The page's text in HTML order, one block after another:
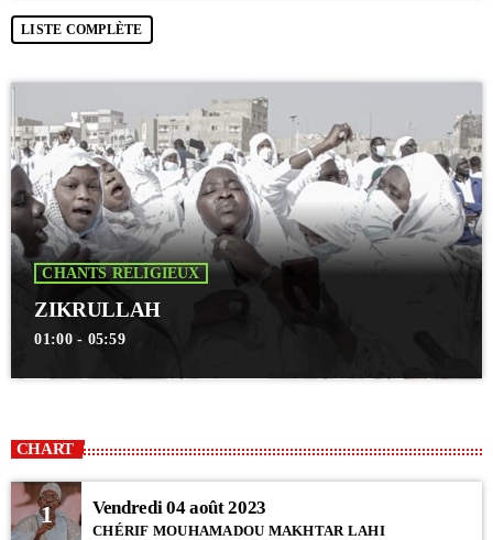
LISTE COMPLÈTE
CHANTS RELIGIEUX
ZIKRULLAH
01:00 - 05:59
CHART
1 Vendredi 04 août 2023
CHÉRIF MOUHAMADOU MAKHTAR LAHI